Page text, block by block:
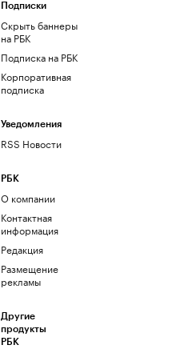
Подписки
Скрыть баннеры
на РБК
Подписка на РБК
Корпоративная
подписка
Уведомления
RSS Новости
РБК
О компании
Контактная
информация
Редакция
Размещение
рекламы
Другие
продукты
РБК